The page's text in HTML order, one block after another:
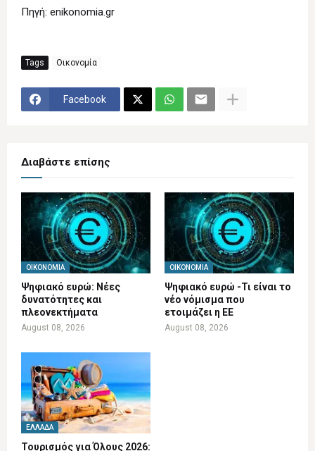
Πηγή: enikonomia.gr
Tags Οικονομία
Facebook
Διαβάστε επίσης
ΟΙΚΟΝΟΜΊΑ
Ψηφιακό ευρώ: Νέες
δυνατότητες και
πλεονεκτήματα
August 08, 2026
ΟΙΚΟΝΟΜΊΑ
Ψηφιακό ευρώ -Τι είναι το
νέο νόμισμα που
ετοιμάζει η ΕΕ
August 08, 2026
ΕΛΛΆΔΑ
Τουρισμός για Όλους 2026: